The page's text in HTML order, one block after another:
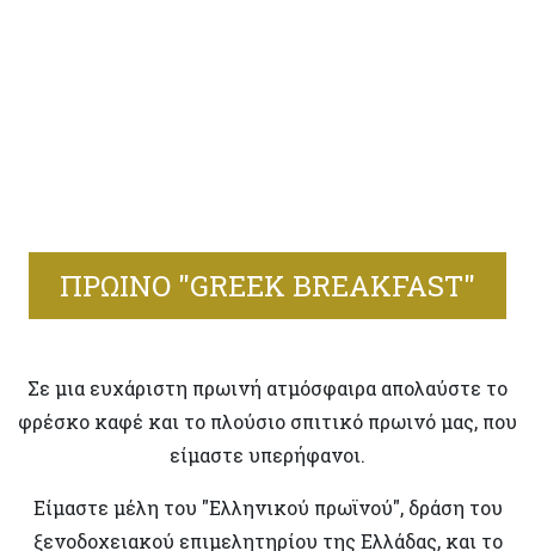
ΠΡΩΙΝΟ "GREEK BREAKFAST"
Σε μια ευχάριστη πρωινή ατμόσφαιρα απολαύστε το
φρέσκο καφέ και το πλούσιο σπιτικό πρωινό μας, που
είμαστε υπερήφανοι.
Είμαστε μέλη του "Ελληνικού πρωϊνού", δράση του
ξενοδοχειακού επιμελητηρίου της Ελλάδας, και το